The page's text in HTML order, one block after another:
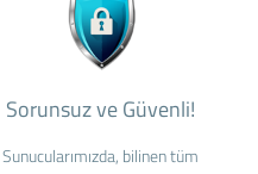
Sorunsuz ve Güvenli!
Sunucularımızda, bilinen tüm